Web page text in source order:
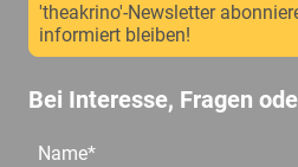
'theakrino'-Newsletter
informiert bleiben!
Bei Interesse, Fragen
Name*